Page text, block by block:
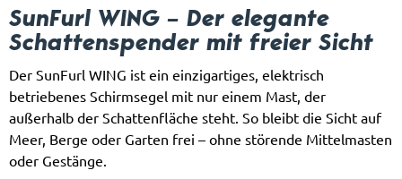
SunFurl WING – Der elegante
Schattenspender mit freier Sicht
Der SunFurl WING ist ein einzigartiges, elektrisch
betriebenes Schirmsegel mit nur einem Mast, der
außerhalb der Schattenfläche steht. So bleibt die Sicht auf
Meer, Berge oder Garten frei – ohne störende Mittelmasten
oder Gestänge.